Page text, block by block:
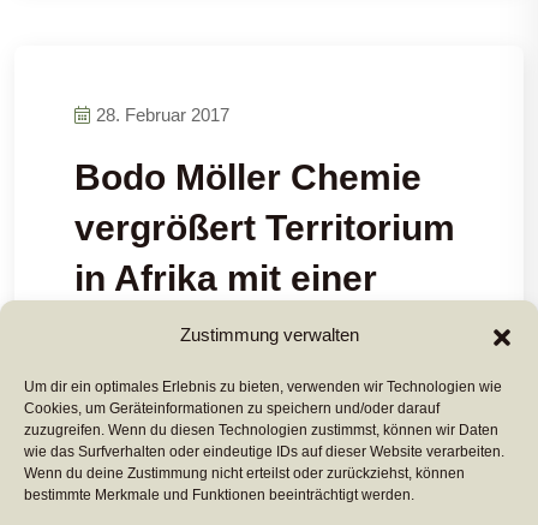
Zustimmung verwalten
Um dir ein optimales Erlebnis zu bieten, verwenden wir Technologien wie
Cookies, um Geräteinformationen zu speichern und/oder darauf
zuzugreifen. Wenn du diesen Technologien zustimmst, können wir Daten
wie das Surfverhalten oder eindeutige IDs auf dieser Website verarbeiten.
Wenn du deine Zustimmung nicht erteilst oder zurückziehst, können
bestimmte Merkmale und Funktionen beeinträchtigt werden.
28. Februar 2017
Bodo Möller Chemie
vergrößert Territorium
in Afrika mit einer
Filiale in Marokko
Mehr Lesen ...